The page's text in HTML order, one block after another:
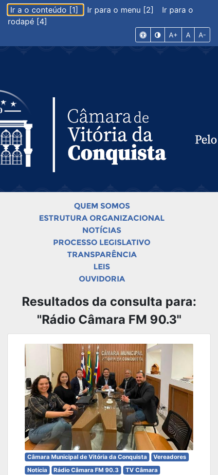
Ir a o conteúdo [1] Ir para o menu [2]
Ir para o
rodapé [4]
A+ A A-
QUEM SOMOS
ESTRUTURA ORGANIZACIONAL
NOTÍCIAS
PROCESSO LEGISLATIVO
TRANSPARÊNCIA
LEIS
OUVIDORIA
Resultados da consulta para:
"Rádio Câmara FM 90.3"
Câmara Municipal de Vitória da Conquista
Vereadores
Notícia
Rádio Câmara FM 90.3 TV Câmara